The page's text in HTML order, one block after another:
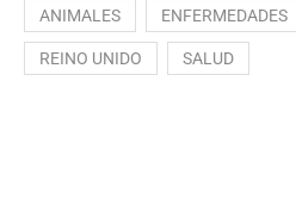
ANIMALES ENFERMEDADES
REINO UNIDO SALUD